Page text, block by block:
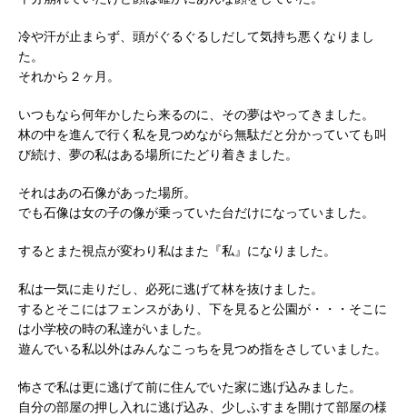
冷や汗が止まらず、頭がぐるぐるしだして気持ち悪くなりまし
た。
それから２ヶ月。
いつもなら何年かしたら来るのに、その夢はやってきました。
林の中を進んで行く私を見つめながら無駄だと分かっていても叫
び続け、夢の私はある場所にたどり着きました。
それはあの石像があった場所。
でも石像は女の子の像が乗っていた台だけになっていました。
するとまた視点が変わり私はまた『私』になりました。
私は一気に走りだし、必死に逃げて林を抜けました。
するとそこにはフェンスがあり、下を見ると公園が・・・そこに
は小学校の時の私達がいました。
遊んでいる私以外はみんなこっちを見つめ指をさしていました。
怖さで私は更に逃げて前に住んでいた家に逃げ込みました。
自分の部屋の押し入れに逃げ込み、少しふすまを開けて部屋の様